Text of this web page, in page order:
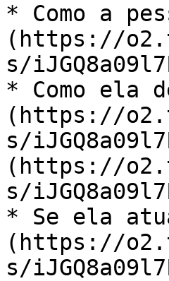
* Como a
(https://
s/
* Como ela
(https://
s/
(https://
s/
* Se ela
(https://
s/